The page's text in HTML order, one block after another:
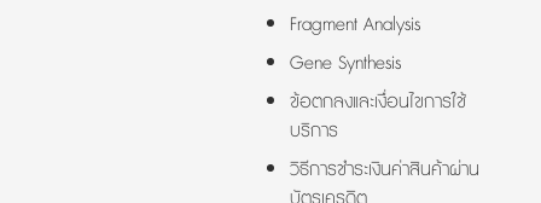
Fragment Analysis
Gene Synthesis
ข้อตกลงและเงื่อนไขการใช้
บริการ
วิธีการชำระเงินค่าสินค้าผ่าน